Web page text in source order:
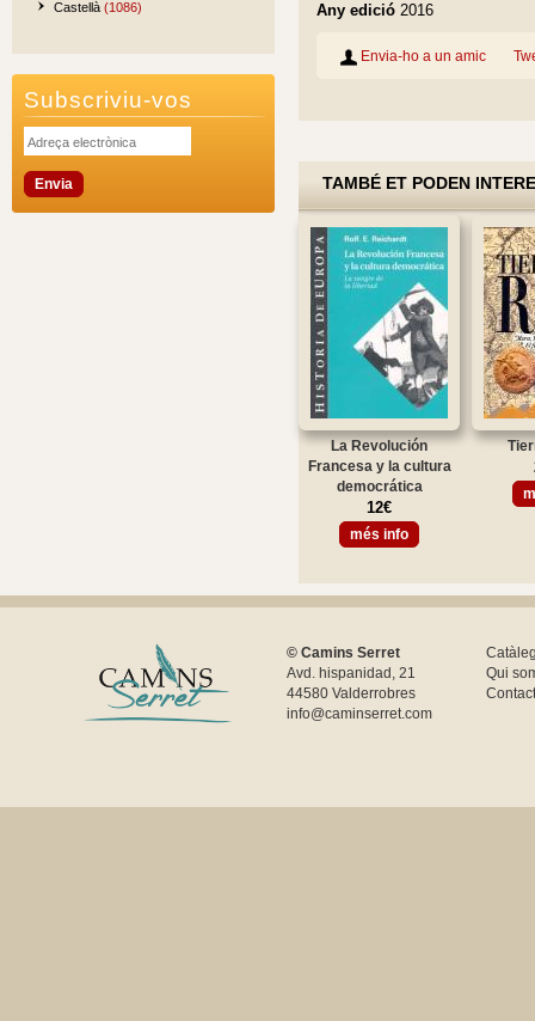
Castellà (1086)
Subscriviu-vos
Any edició 2016
Envia-ho a un amic
TAMBÉ ET PODEN
La Revolución
Francesa y la cultura
democrática
12€
més info
© Camins Serret
Avd. hispanidad, 21
44580 Valderrobres
info@caminserret.com
Qui